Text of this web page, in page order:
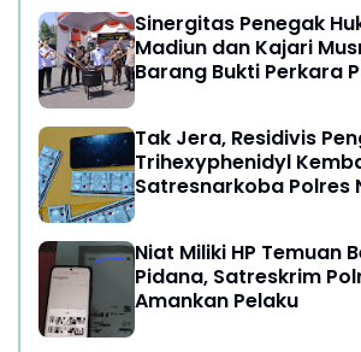
Sinergitas Penegak
Madiun dan Kajari
Barang Bukti Perkara
Tak Jera, Residivis
Trihexyphenidyl
Satresnarkoba Polres
Niat Miliki HP Temuan
Pidana, Satreskrim
Amankan Pelaku